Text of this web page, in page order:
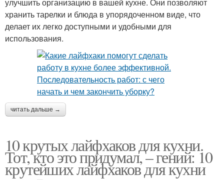
хранить тарелки и блюда в упорядоченном виде, что
делает их легко доступными и удобными для
использования.
читать дальше →
10 крутых лайфхаков для кухни.
Тот, кто это придумал, – гений: 10
крутейших лайфхаков для кухни